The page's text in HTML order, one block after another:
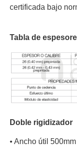
certificada bajo
Tabla de
Doble rigidizador
• Ancho útil 500mm